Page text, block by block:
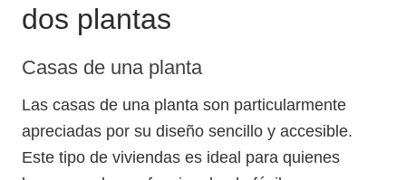
dos plantas
Casas de una planta
Las casas de una planta son particularmente
apreciadas por su diseño sencillo y accesible.
Este tipo de viviendas es ideal para quienes